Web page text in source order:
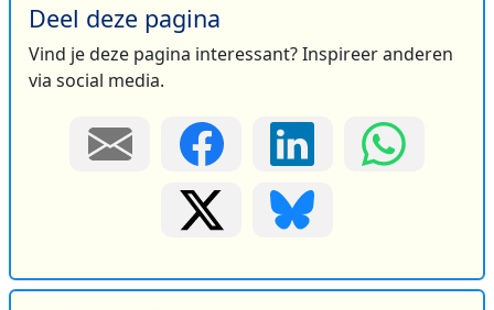
Deel deze pagina
Vind je deze pagina interessant? Inspireer anderen
via social media.